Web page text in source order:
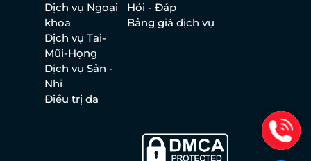
Dịch vụ Ngoại
khoa
Dịch vụ Tai-
Mũi-Họng
Dịch vụ Sản -
Nhi
Điều trị da
Hỏi - Đáp
Bảng giá dịch vụ